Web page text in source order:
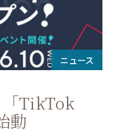
ニュース
「TikTok
動